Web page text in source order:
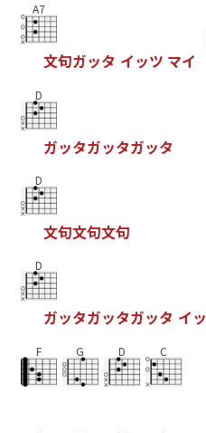
A7
文句ガッタ イッツ マイ
D
ガッタガッタガッタ
D
文句文句文句
D
ガッタガッタガッタ イッ
F G D C